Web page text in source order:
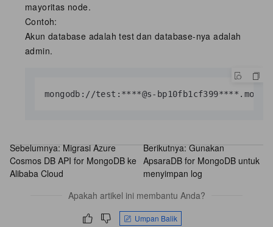
mayoritas node.
Contoh:
Akun database adalah test dan database-nya adalah
admin.
mongodb://test:****@s-
Sebelumnya:Migrasi Azure
Cosmos DB API for MongoDB ke
Alibaba Cloud
Berikutnya:Gunakan
ApsaraDB for MongoDB untuk
menyimpan log
Apakah artikel ini membantu Anda?
Umpan Balik